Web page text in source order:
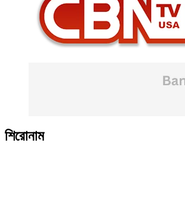
শিরোনাম